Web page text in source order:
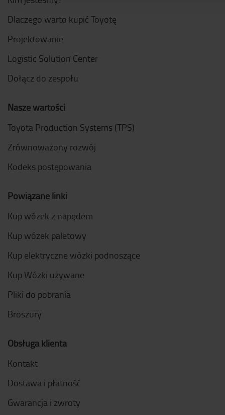
Dlaczego warto kupić Toyotę
Projektowanie
Logistic Solution Center
Dołącz do zespołu
Nasze wartości
Toyota Production Systems (TPS)
Zrównoważony rozwój
Kodeks postępowania
Powiązane linki
Kup wózek z napędem
Kup wózek paletowy
Kup elektryczne wózki podnoszące
Kup Wózki używane
Pliki do pobrania
Broszury
Obsługa klienta
Kontakt
Dostawa i płatność
Gwarancja i zwroty